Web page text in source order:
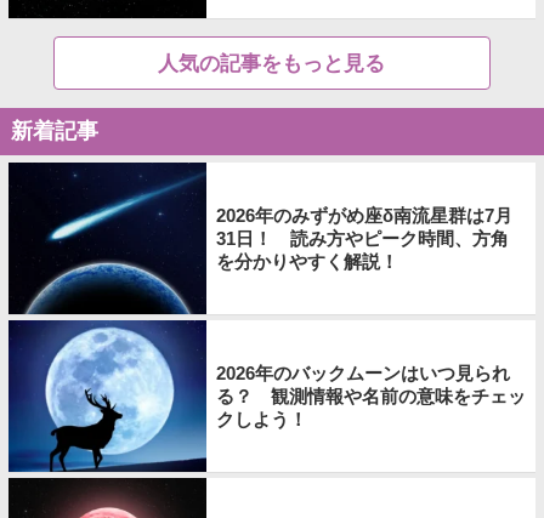
人気の記事をもっと見る
新着記事
2026年のみずがめ座δ南流星群は7月
31日！ 読み方やピーク時間、方角
を分かりやすく解説！
2026年のバックムーンはいつ見られ
る？ 観測情報や名前の意味をチェッ
クしよう！